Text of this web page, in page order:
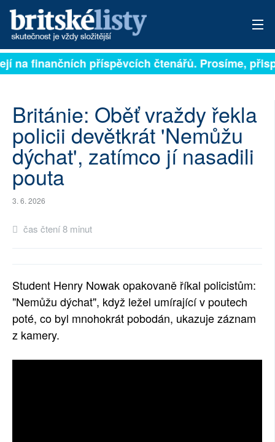
PŘIHLÁSIT
ARCHIV
ROZHOVORY
TÉMATA
NEJČTENĚJŠÍ ZA 7 DNÍ
AUTOŘI
SOCIÁLNÍ SÍTĚ
RUBRIKY
finančních příspěvcích čtenářů. Prosíme,
Británie: Oběť vraždy řekla
policii devětkrát 'Nemůžu
dýchat', zatímco jí nasadili
pouta
3. 6. 2026
čas čtení 8 minut
Student Henry Nowak opakovaně říkal policistům:
"Nemůžu dýchat", když ležel umírající v poutech
poté, co byl mnohokrát pobodán, ukazuje záznam
z kamery.